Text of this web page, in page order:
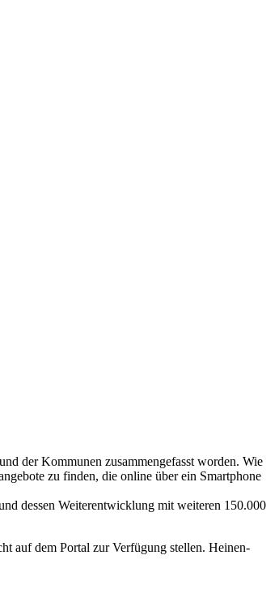
der Kommunen zusammengefasst worden. Wie
zu finden, die online über ein Smartphone
dessen Weiterentwicklung mit weiteren 150.000
auf dem Portal zur Verfügung stellen. Heinen-